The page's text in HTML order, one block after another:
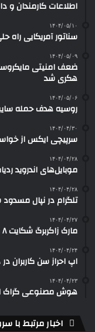
اطلاعات کارمندان و
۱۴۰۴/۰۵/۱۰
سناتور آمریکایی راه
۱۴۰۴/۰۵/۰۹
هکری شد
۱۴۰۴/۰۵/۰۶
روسیه هدف حمله
۱۴۰۴/۰۴/۳۰
سرپیچی ایکس از
۱۴۰۴/۰۴/۲۸
موبایل‌های اندروید
۱۴۰۴/۰۴/۲۸
تلگرام در نپال
۱۴۰۴/۰۴/۲۷
مارک زاکربرگ شکایت ۸ میلیارد دلاری را از سر گذراند
۱۴۰۴/۰۴/۲۴
اپ احراز سن کاربران در ۵ کشور اروپایی آزمایش می‌شود
۱۴۰۴/۰۴/۲۳
هوش مصنوعی گراک
اخبار مرتبط با